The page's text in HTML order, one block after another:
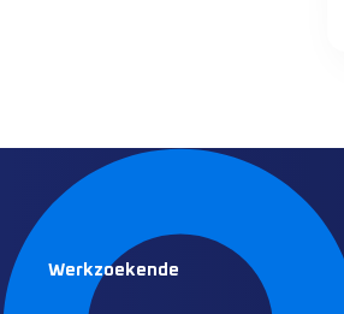
Werkzoekende